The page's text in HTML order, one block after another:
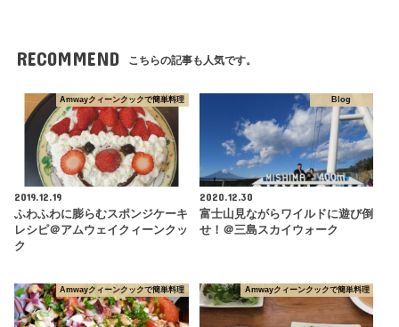
RECOMMEND こちらの記事も人気です。
Amwayクィーンクックで簡単料理
2019.12.19
ふわふわに膨らむスポンジケーキ
レシピ＠アムウェイクィーンクッ
ク
Blog
2020.12.30
富士山見ながらワイルドに遊び倒
せ！＠三島スカイウォーク
Amwayクィーンクックで簡単料理 Amwayクィーンクックで簡単料理